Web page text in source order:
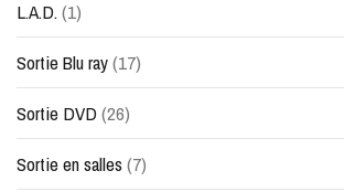
L.A.D.(1)
Sortie Blu ray(17)
Sortie DVD(26)
Sortie en salles(7)